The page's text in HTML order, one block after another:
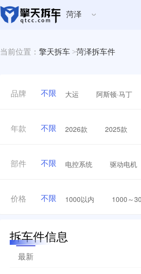
菏泽
当前位置： 擎天拆车 >菏泽拆车件
品牌 不限 大运 阿斯顿·马丁
年款 不限 2026款 2025款
部件 不限 电控系统 驱动电机
价格 不限 1000以内 1000～
拆车件信息
最新